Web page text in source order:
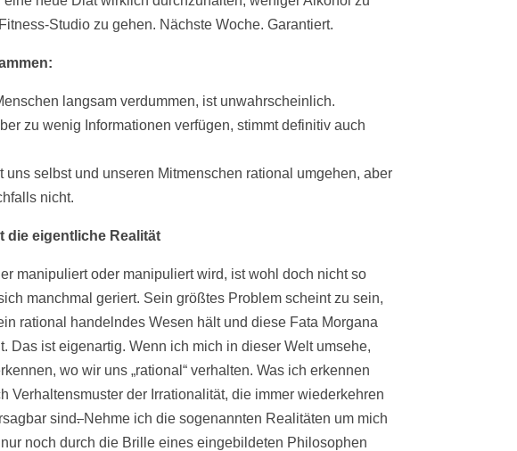
Studio zu gehen. Nächste Woche. Garantiert.
langsam verdummen, ist unwahrscheinlich.
zu wenig Informationen verfügen, stimmt definitiv auch
uns selbst und unseren Mitmenschen rational umgehen, aber
nicht.
die eigentliche Realität
manipuliert oder manipuliert wird, ist wohl doch nicht so
manchmal geriert. Sein größtes Problem scheint zu sein,
rational handelndes Wesen hält und diese Fata Morgana
Das ist eigenartig. Wenn ich mich in dieser Welt umsehe,
wo wir uns „rational“ verhalten. Was ich erkennen
Verhaltensmuster der Irrationalität, die immer wiederkehren
sind.Nehme ich die sogenannten Realitäten um mich
noch durch die Brille eines eingebildeten Philosophen